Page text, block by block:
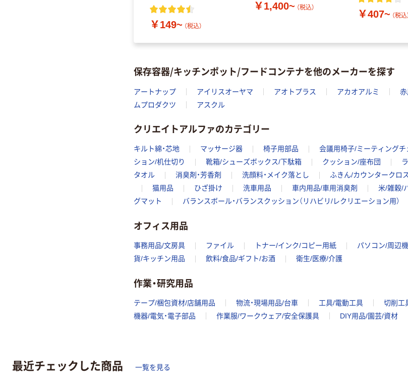
￥149~ （税込）
￥1,400~ （税込）
￥407~ （税込
保存容器/キッチンポット/フードコンテナを他のメーカーを探す
アートナップ アイリスオーヤマ アオトプラス アカオアルミ
ムプロダクツ
アスクル
クリエイトアルファのカテゴリー
キルト綿・芯地 マッサージ器 椅子用部品 会議用椅子/ミーティング
ション/机仕切り
靴箱/シューズボックス/下駄箱 クッション/座布団
タオル
消臭剤・芳香剤 洗顔料・メイク落とし ふきん/カウンタークロス
猫用品
ひざ掛け 洗車用品 車内用品/車用消臭剤 米/雑穀/
グマット
バランスボール・バランスクッション（リハビリ/レクリエーション用）
オフィス用品
事務用品/文房具 ファイル トナー/インク/コピー用紙 パソコン/周辺
貨/キッチン用品
飲料/食品/ギフト/お酒 衛生/医療/介護
作業・研究用品
テープ/梱包資材/店舗用品 物流・現場用品/台車 工具/電動工具 切削工
機器/電気・電子部品
作業服/ワークウェア/安全保護具 DIY用品/園芸/資材
最近チェックした商品 一覧を見る